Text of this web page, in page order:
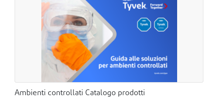
Ambienti controllati Catalogo prodotti